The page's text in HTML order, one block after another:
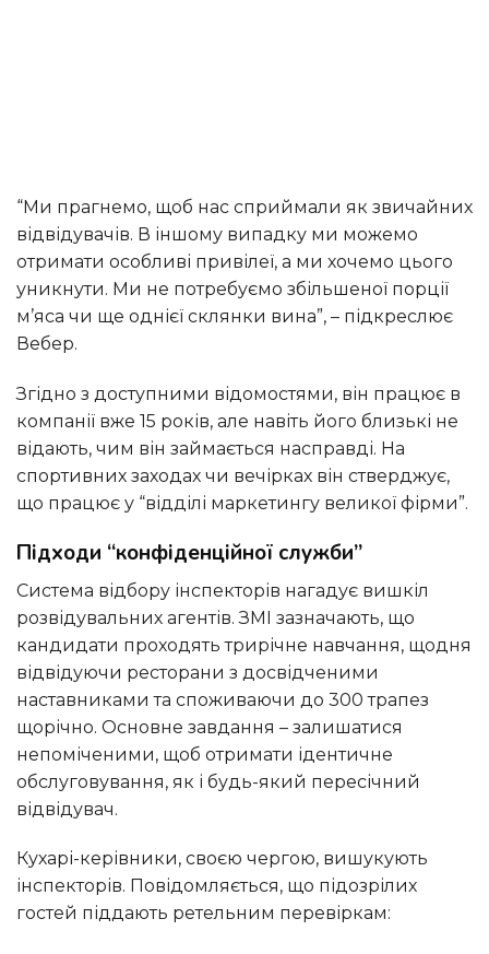
“Ми прагнемо, щоб нас сприймали як звичайних
відвідувачів. В іншому випадку ми можемо
отримати особливі привілеї, а ми хочемо цього
уникнути. Ми не потребуємо збільшеної порції
м’яса чи ще однієї склянки вина”, – підкреслює
Вебер.
Згідно з доступними відомостями, він працює в
компанії вже 15 років, але навіть його близькі не
відають, чим він займається насправді. На
спортивних заходах чи вечірках він стверджує,
що працює у “відділі маркетингу великої фірми”.
Підходи “конфіденційної служби”
Система відбору інспекторів нагадує вишкіл
розвідувальних агентів. ЗМІ зазначають, що
кандидати проходять трирічне навчання, щодня
відвідуючи ресторани з досвідченими
наставниками та споживаючи до 300 трапез
щорічно. Основне завдання – залишатися
непоміченими, щоб отримати ідентичне
обслуговування, як і будь-який пересічний
відвідувач.
Кухарі-керівники, своєю чергою, вишукують
інспекторів. Повідомляється, що підозрілих
гостей піддають ретельним перевіркам: